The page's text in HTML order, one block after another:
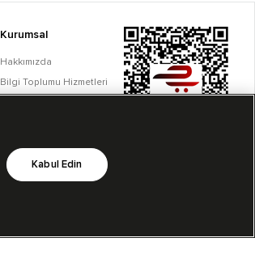
Kurumsal
Hakkımızda
Bilgi Toplumu Hizmetleri
Kabul Edin